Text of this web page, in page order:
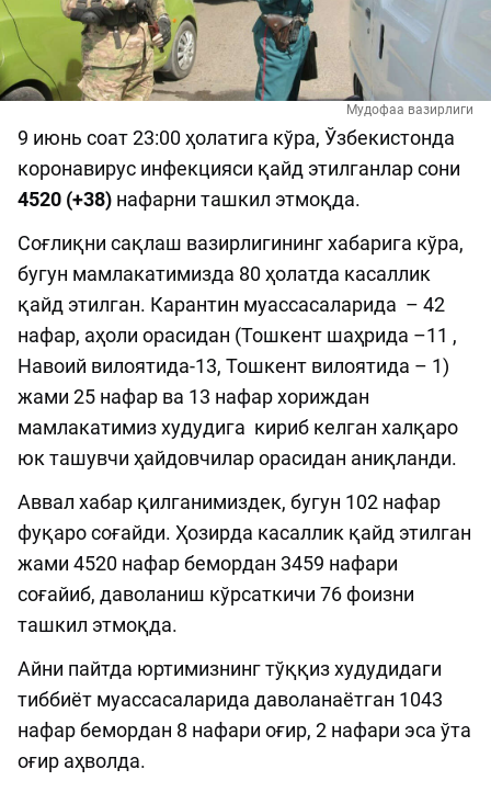
Мудофаа вазирлиги
9 июнь соат 23:00 ҳолатига кўра, Ўзбекистонда
коронавирус инфекцияси қайд этилганлар сони
4520 (+38) нафарни ташкил этмоқда.
Соғлиқни сақлаш вазирлигининг хабарига кўра,
бугун мамлакатимизда 80 ҳолатда касаллик
қайд этилган. Карантин муассасаларида – 42
нафар, аҳоли орасидан (Тошкент шаҳрида –11 ,
Навоий вилоятида-13, Тошкент вилоятида – 1)
жами 25 нафар ва 13 нафар хориждан
мамлакатимиз худудига кириб келган халқаро
юк ташувчи ҳайдовчилар орасидан аниқланди.
Аввал хабар қилганимиздек, бугун 102 нафар
фуқаро соғайди. Ҳозирда касаллик қайд этилган
жами 4520 нафар бемордан 3459 нафари
соғайиб, даволаниш кўрсаткичи 76 фоизни
ташкил этмоқда.
Айни пайтда юртимизнинг тўққиз худудидаги
тиббиёт муассасаларида даволанаётган 1043
нафар бемордан 8 нафари оғир, 2 нафари эса ўта
оғир аҳволда.